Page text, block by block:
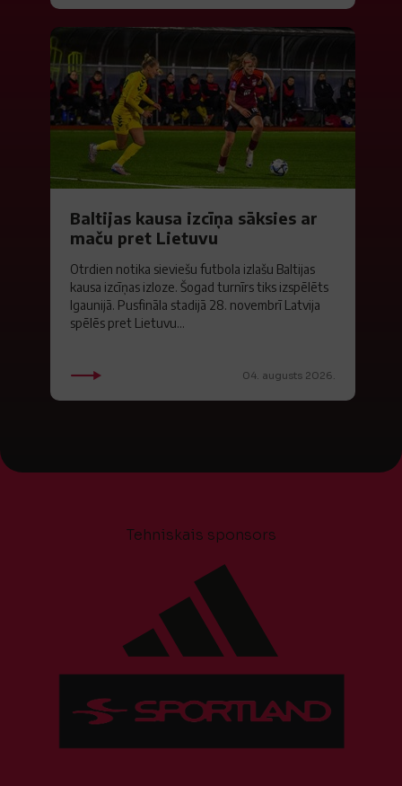
Baltijas kausa izcīņa sāksies ar
maču pret Lietuvu
Otrdien notika sieviešu futbola izlašu Baltijas
kausa izcīņas izloze. Šogad turnīrs tiks izspēlēts
Igaunijā. Pusfināla stadijā 28. novembrī Latvija
spēlēs pret Lietuvu...
04. augusts 2026.
Tehniskais sponsors